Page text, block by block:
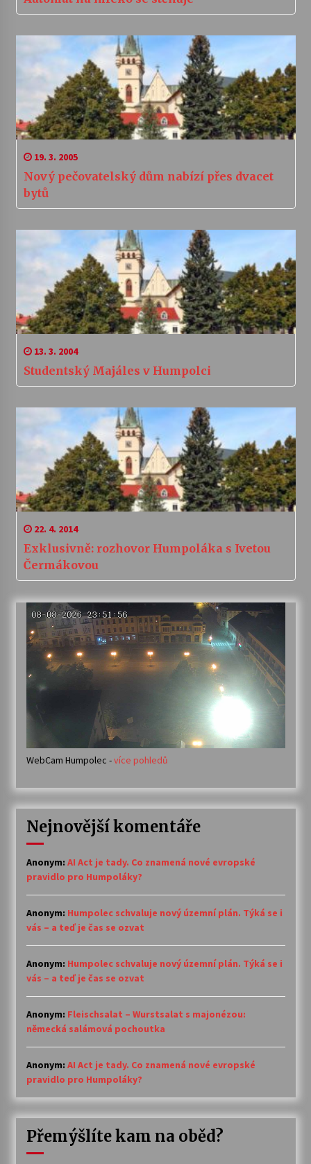
19. 3. 2005
Nový pečovatelský dům nabízí přes dvacet
bytů
13. 3. 2004
Studentský Majáles v Humpolci
22. 4. 2014
Exklusivně: rozhovor Humpoláka s Ivetou
Čermákovou
WebCam Humpolec -více pohledů
Nejnovější komentáře
Anonym: AI Act je tady. Co znamená nové evropské
pravidlo pro Humpoláky?
Anonym: Humpolec schvaluje nový územní plán. Týká se i
vás – a teď je čas se ozvat
Anonym: Humpolec schvaluje nový územní plán. Týká se i
vás – a teď je čas se ozvat
Anonym: Fleischsalat – Wurstsalat s majonézou:
německá salámová pochoutka
Anonym: AI Act je tady. Co znamená nové evropské
pravidlo pro Humpoláky?
Přemýšlíte kam na oběd?